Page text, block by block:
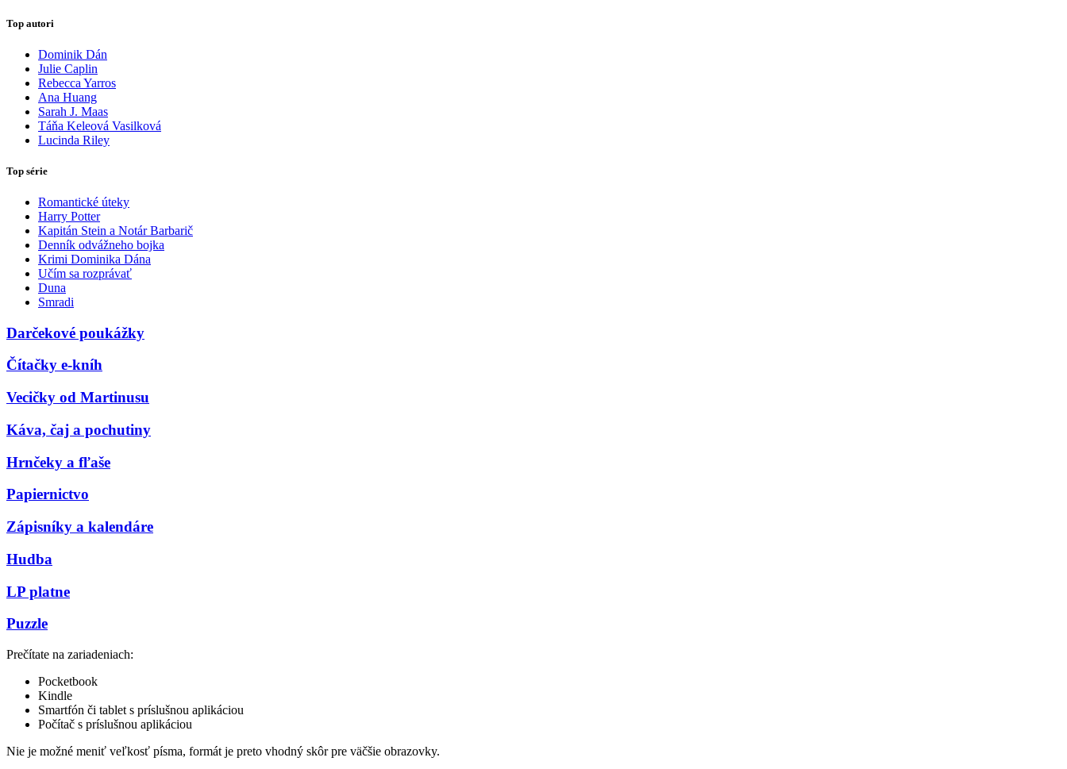
Top autori
Dominik Dán
Julie Caplin
Rebecca Yarros
Ana Huang
Sarah J. Maas
Táňa Keleová Vasilková
Lucinda Riley
Top série
Romantické úteky
Harry Potter
Kapitán Stein a Notár Barbarič
Denník odvážneho bojka
Krimi Dominika Dána
Učím sa rozprávať
Duna
Smradi
Darčekové poukážky
Čítačky e-kníh
Vecičky od Martinusu
Káva, čaj a pochutiny
Hrnčeky a fľaše
Papiernictvo
Zápisníky a kalendáre
Hudba
LP platne
Puzzle
Prečítate na zariadeniach:
Pocketbook
Kindle
Smartfón či tablet s príslušnou aplikáciou
Počítač s príslušnou aplikáciou
Nie je možné meniť veľkosť písma, formát je preto vhodný skôr pre väčšie obrazovky.